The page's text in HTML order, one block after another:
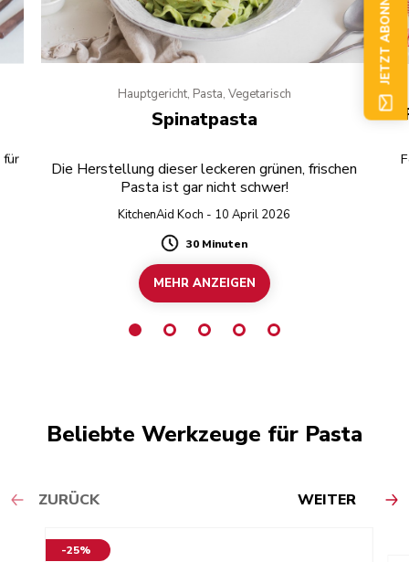
für
Hauptgericht, Pasta, Vegetarisch
Spinatpasta
Die Herstellung dieser leckeren grünen, frischen
Pasta ist gar nicht schwer!
KitchenAid Koch - 10 April 2026
Duration
30 Minuten
MEHR ANZEIGEN
Beliebte Werkzeuge für Pasta
ZURÜCK WEITER
-25%